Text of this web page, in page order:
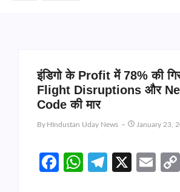
इंडिगो के Profit में 78% की
Flight Disruptions और
Code की मार
By HIndustan Uday News January 23,
Facebook
WhatsApp
Telegram
X